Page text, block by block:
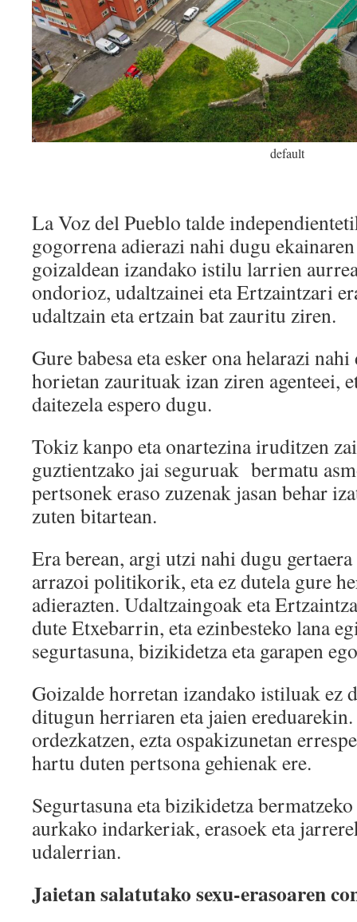
default
La Voz del Pueblo talde
gogorrena adierazi nahi dugu
goizaldean izandako istilu larrien
ondorioz, udaltzainei eta Ertzaintzari
udaltzain eta ertzain bat zauritu ziren.
Gure babesa eta esker ona helarazi
horietan zaurituak izan ziren agenteei,
daitezela espero dugu.
Tokiz kanpo eta onartezina iruditzen
guztientzako jai seguruak bermatu
pertsonek eraso zuzenak jasan behar
zuten bitartean.
Era berean, argi utzi nahi dugu
arrazoi politikorik, eta ez dutela gure
adierazten. Udaltzaingoak eta
dute Etxebarrin, eta ezinbesteko lana
segurtasuna, bizikidetza eta garapen
Goizalde horretan izandako istiluak ez
ditugun herriaren eta jaien
ordezkatzen, ezta ospakizunetan
hartu duten pertsona gehienak ere.
Segurtasuna eta bizikidetza
aurkako indarkeriak, erasoek eta
udalerrian.
Jaietan salatutako sexu-erasoaren